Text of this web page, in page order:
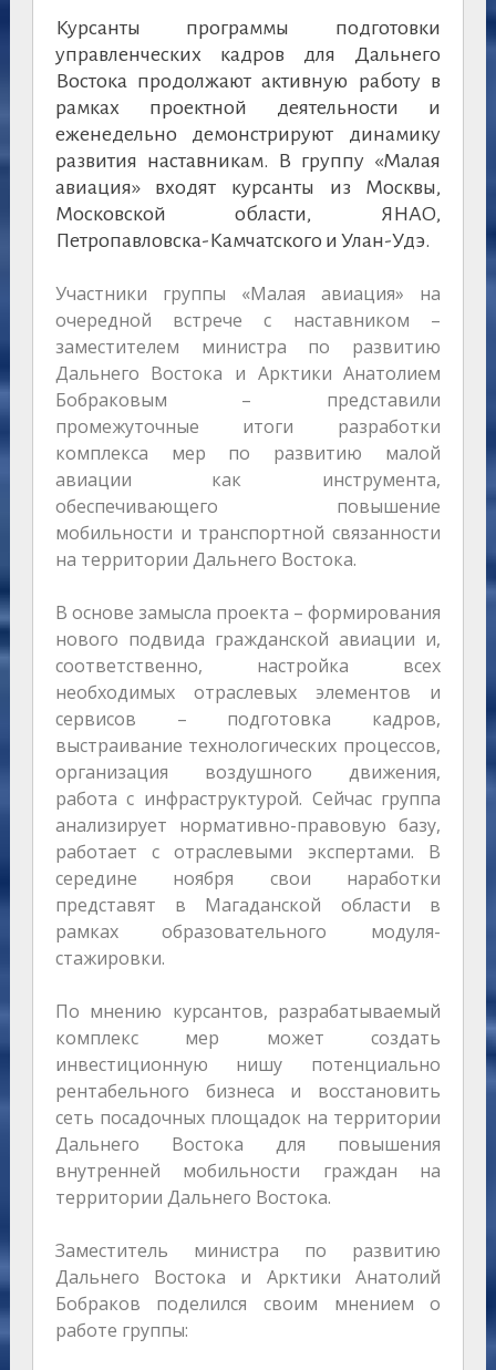
Курсанты программы подготовки
управленческих кадров для Дальнего
Востока продолжают активную работу в
рамках проектной деятельности и
еженедельно демонстрируют динамику
развития наставникам. В группу «Малая
авиация» входят курсанты из Москвы,
Московской области, ЯНАО,
Петропавловска-Камчатского и Улан-Удэ.
Участники группы «Малая авиация» на
очередной встрече с наставником –
заместителем министра по развитию
Дальнего Востока и Арктики Анатолием
Бобраковым – представили
промежуточные итоги разработки
комплекса мер по развитию малой
авиации как инструмента,
обеспечивающего повышение
мобильности и транспортной связанности
на территории Дальнего Востока.
В основе замысла проекта – формирования
нового подвида гражданской авиации и,
соответственно, настройка всех
необходимых отраслевых элементов и
сервисов – подготовка кадров,
выстраивание технологических процессов,
организация воздушного движения,
работа с инфраструктурой. Сейчас группа
анализирует нормативно-правовую базу,
работает с отраслевыми экспертами. В
середине ноября свои наработки
представят в Магаданской области в
рамках образовательного модуля-
стажировки.
По мнению курсантов, разрабатываемый
комплекс мер может создать
инвестиционную нишу потенциально
рентабельного бизнеса и восстановить
сеть посадочных площадок на территории
Дальнего Востока для повышения
внутренней мобильности граждан на
территории Дальнего Востока.
Заместитель министра по развитию
Дальнего Востока и Арктики Анатолий
Бобраков поделился своим мнением о
работе группы: